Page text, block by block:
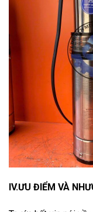
IV.ƯU ĐIỂM VÀ